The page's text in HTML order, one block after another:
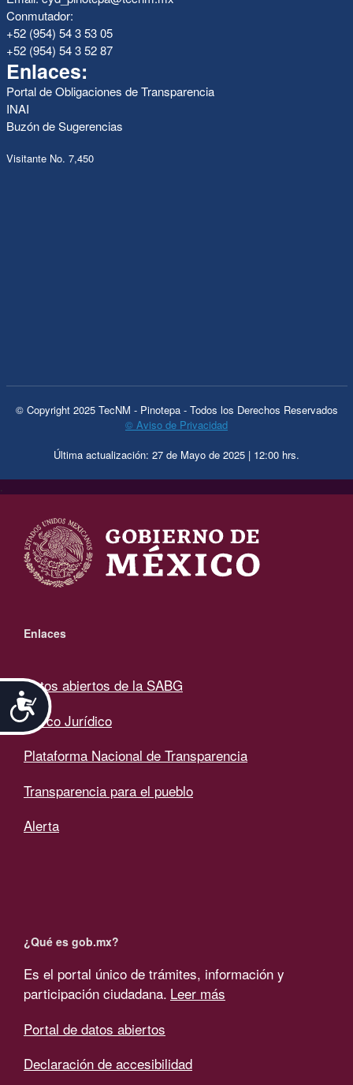
Accesibilidad
Conmutador:
+52 (954) 54 3 53 05
+52 (954) 54 3 52 87
Enlaces:
Portal de Obligaciones de Transparencia
INAI
Buzón de Sugerencias
Visitante No. 7,450
© Copyright 2025 TecNM - Pinotepa - Todos los Derechos Reservados
© Aviso de Privacidad
Última actualización: 27 de Mayo de 2025 | 12:00 hrs.
.
Enlaces
Datos abiertos de la SABG
Marco Jurídico
Plataforma Nacional de Transparencia
Transparencia para el pueblo
Alerta
¿Qué es gob.mx?
Es el portal único de trámites, información y
participación ciudadana. Leer más
Portal de datos abiertos
Declaración de accesibilidad